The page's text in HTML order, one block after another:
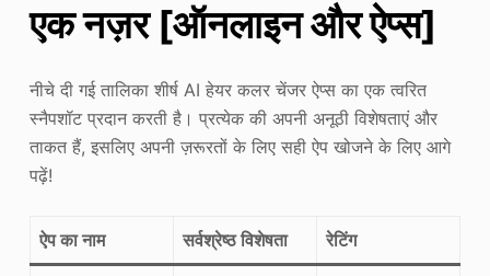
एक नज़र[ऑनलाइन और ऐप्स]
नीचे दी गई तालिका शीर्ष AI हेयर कलर चेंजर ऐप्स का एक त्वरित
स्नैपशॉट प्रदान करती है। प्रत्येक की अपनी अनूठी विशेषताएं और
ताकत हैं, इसलिए अपनी ज़रूरतों के लिए सही ऐप खोजने के लिए आगे
पढ़ें!
ऐप का नाम सर्वश्रेष्ठ विशेषता रेटिंग